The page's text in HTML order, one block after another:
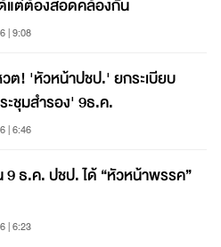
แต่ต้องสอดคล้องกัน
| 9:08
วต! 'หัวหน้าปชป.' ยกระเบียบ
ะชุมสำรอง' 9ธ.ค.
| 6:46
9 ธ.ค. ปชป. ได้ “หัวหน้าพรรค”
| 6:23